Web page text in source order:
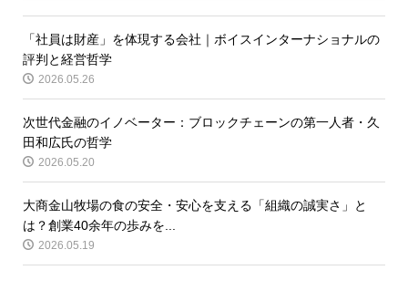
「社員は財産」を体現する会社｜ボイスインターナショナルの
評判と経営哲学
2026.05.26
次世代金融のイノベーター：ブロックチェーンの第一人者・久
田和広氏の哲学
2026.05.20
大商金山牧場の食の安全・安心を支える「組織の誠実さ」と
は？創業40余年の歩みを...
2026.05.19